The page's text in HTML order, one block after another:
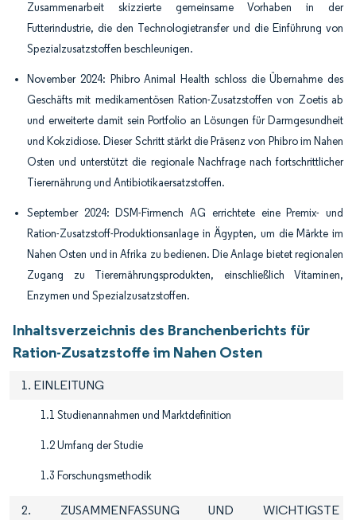
Zusammenarbeit skizzierte gemeinsame Vorhaben in der
Futterindustrie, die den Technologietransfer und die Einführung von
Spezialzusatzstoffen beschleunigen.
November 2024: Phibro Animal Health schloss die Übernahme des
Geschäfts mit medikamentösen Ration-Zusatzstoffen von Zoetis ab
und erweiterte damit sein Portfolio an Lösungen für Darmgesundheit
und Kokzidiose. Dieser Schritt stärkt die Präsenz von Phibro im Nahen
Osten und unterstützt die regionale Nachfrage nach fortschrittlicher
Tierernährung und Antibiotikaersatzstoffen.
September 2024: DSM-Firmench AG errichtete eine Premix- und
Ration-Zusatzstoff-Produktionsanlage in Ägypten, um die Märkte im
Nahen Osten und in Afrika zu bedienen. Die Anlage bietet regionalen
Zugang zu Tierernährungsprodukten, einschließlich Vitaminen,
Enzymen und Spezialzusatzstoffen.
Inhaltsverzeichnis des Branchenberichts für
Ration-Zusatzstoffe im Nahen Osten
1. EINLEITUNG
1.1 Studienannahmen und Marktdefinition
1.2 Umfang der Studie
1.3 Forschungsmethodik
2. ZUSAMMENFASSUNG UND WICHTIGSTE